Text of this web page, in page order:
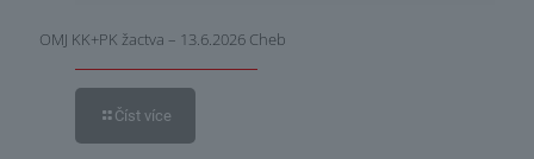
OMJ KK+PK žactva – 13.6.2026 Cheb
Číst více